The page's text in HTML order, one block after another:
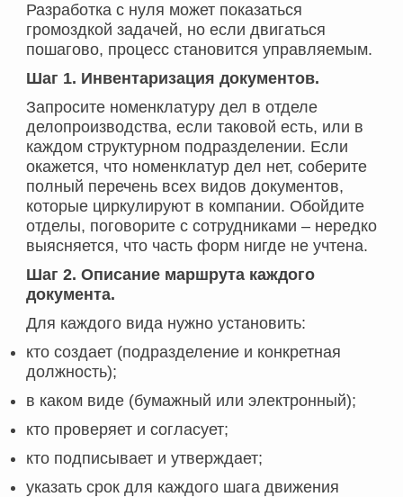
Разработка с нуля может показаться
громоздкой задачей, но если двигаться
пошагово, процесс становится управляемым.
Шаг 1. Инвентаризация документов.
Запросите номенклатуру дел в отделе
делопроизводства, если таковой есть, или в
каждом структурном подразделении. Если
окажется, что номенклатур дел нет, соберите
полный перечень всех видов документов,
которые циркулируют в компании. Обойдите
отделы, поговорите с сотрудниками – нередко
выясняется, что часть форм нигде не учтена.
Шаг 2. Описание маршрута каждого
документа.
Для каждого вида нужно установить:
кто создает (подразделение и конкретная
должность);
в каком виде (бумажный или электронный);
кто проверяет и согласует;
кто подписывает и утверждает;
указать срок для каждого шага движения